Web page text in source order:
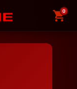
shopping_cart
0